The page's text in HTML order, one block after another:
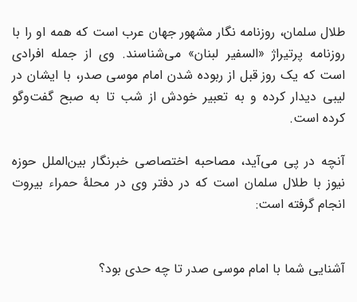
طلال سلمان، روزنامه نگار مشهور جهان عرب است که همه او را با
روزنامه پرتیراژ «السفیر لبنان» می‌شناسند. وی از جمله افرادی
است که یک روز قبل از ربوده شدن امام موسی صدر، با ایشان در
لیبی دیدار کرده و به تعبیر خودش از شب تا به صبح گفت‌و‌گو
کرده است.
آنچه در پی می‌آید، مصاحبه اختصاصی خبرنگار بین‌الملل حوزه
نیوز با طلال سلمان است که در دفتر وی در محلۀ حمراء بیروت
انجام گرفته است:
آشنایی شما با امام موسی صدر تا چه حدی بود؟